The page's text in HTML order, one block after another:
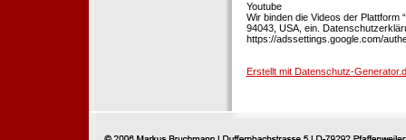
Youtube
Wir binden die Videos der Plattform
94043, USA, ein.
https://adssettings.google.com/
Erstellt mit Datenschutz-